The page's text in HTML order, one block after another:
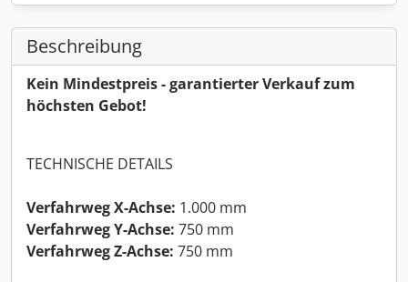
Beschreibung
Kein Mindestpreis - garantierter Verkauf zum
höchsten Gebot!
TECHNISCHE DETAILS
Verfahrweg X-Achse: 1.000 mm
Verfahrweg Y-Achse: 750 mm
Verfahrweg Z-Achse: 750 mm